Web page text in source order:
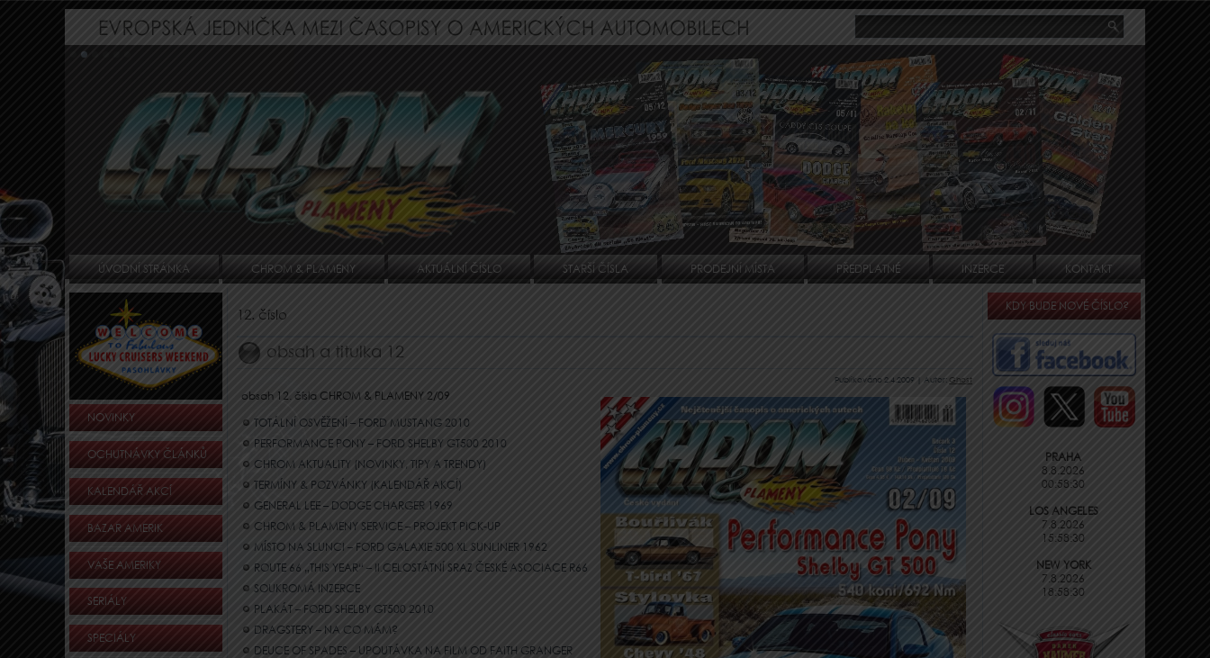
ÚVODNÍ STRÁNKA CHROM & PLAMENY AKTUÁLNÍ ČÍSLO STARŠÍ ČÍSLA PRODEJNÍ MÍSTA PŘEDPLATNÉ INZERCE KONTAKT
NOVINKY
OCHUTNÁVKY ČLÁNKŮ
KALENDÁŘ AKCÍ
BAZAR AMERIK
VAŠE AMERIKY
SERIÁLY
SPECIÁLY
12. číslo
obsah a titulka 12
Publikováno2.4.2009 | Autor: Ghost
obsah 12. čísla CHROM & PLAMENY 2/09
TOTÁLNÍ OSVĚŽENÍ – FORD MUSTANG 2010
PERFORMANCE PONY – FORD SHELBY GT500 2010
CHROM AKTUALITY (NOVINKY, TIPY A TRENDY)
TERMÍNY & POZVÁNKY (KALENDÁŘ AKCÍ)
GENERAL LEE – DODGE CHARGER 1969
CHROM & PLAMENY SERVICE – PROJEKT PICK-UP
MÍSTO NA SLUNCI – FORD GALAXIE 500 XL SUNLINER 1962
ROUTE 66 „THIS YEAR“ – II.CELOSTÁTNÍ SRAZ ČESKÉ ASOCIACE R66
SOUKROMÁ INZERCE
PLAKÁT – FORD SHELBY GT500 2010
DRAGSTERY – NA CO MÁM?
DEUCE OF SPADES – UPOUTÁVKA NA FILM OD FAITH GRANGER
KDY BUDE NOVÉ ČÍSLO?
PRAHA
8.8.2026
00:58:31
LOS ANGELES
7.8.2026
15:58:31
NEW YORK
7.8.2026
18:58:31